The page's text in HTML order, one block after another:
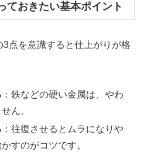
ておきたい基本ポイント
点を意識すると仕上がりが格
：鉄などの硬い金属は、やわ
ん。
：往復させるとムラになりや
すのがコツです。